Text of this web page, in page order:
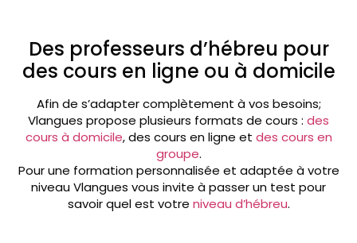
Des professeurs d’hébreu pour
des cours en ligne ou à domicile
Afin de s’adapter complètement à vos besoins;
Vlangues propose plusieurs formats de cours : des
cours à domicile, des cours en ligne et des cours en
groupe.
Pour une formation personnalisée et adaptée à votre
niveau Vlangues vous invite à passer un test pour
savoir quel est votre niveau d’hébreu.